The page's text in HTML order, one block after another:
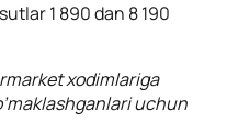
1 890 dan 8 190
xodimlariga
uchun